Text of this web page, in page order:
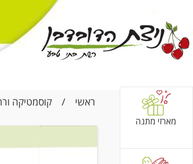
ראשי / קוסמטיקה
מארזי מתנה